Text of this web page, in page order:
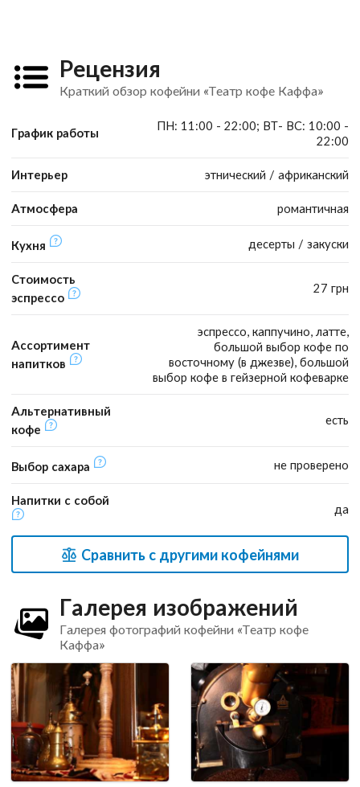
Рецензия
Краткий обзор кофейни «Театр кофе Каффа»
График работы
ПН: 11:00 - 22:00; ВТ- ВС: 10:00 -
22:00
Интерьер этнический / африканский
Атмосфера романтичная
Кухня десерты / закуски
Стоимость
эспрессо
27 грн
Ассортимент
напитков
эспрессо, каппучино, латте,
большой выбор кофе по
восточному (в джезве), большой
выбор кофе в гейзерной кофеварке
Альтернативный
кофе
есть
Выбор сахара не проверено
Напитки с собой
да
Сравнить с другими кофейнями
Галерея изображений
Галерея фотографий кофейни «Театр кофе
Каффа»